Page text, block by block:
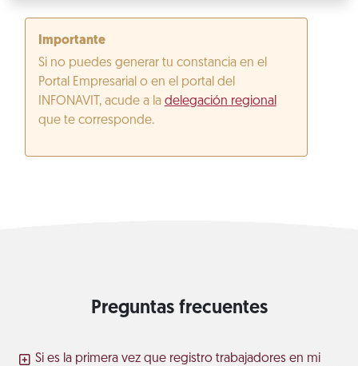
Importante
Si no puedes generar tu constancia en el
Portal Empresarial o en el portal del
INFONAVIT, acude a la delegación regional
que te corresponde.
Preguntas frecuentes
Si es la primera vez que registro trabajadores en mi